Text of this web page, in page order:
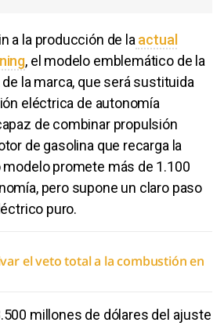
a la producción de la actual
, el modelo emblemático de la
la marca, que será sustituida
eléctrica de autonomía
de combinar propulsión
de gasolina que recarga la
modelo promete más de 1.100
pero supone un claro paso
puro.
el veto total a la combustión en
millones de dólares del ajuste